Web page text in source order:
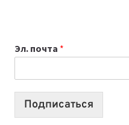
2026:
10
Эл. почта *
Подписаться